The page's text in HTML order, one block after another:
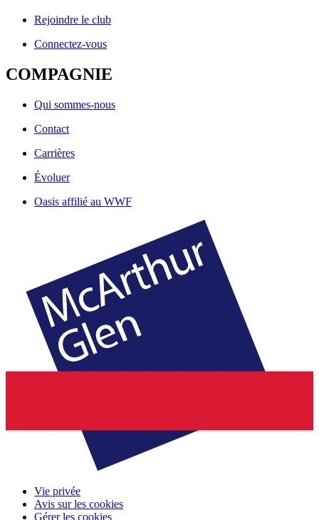
Rejoindre le club
Connectez-vous
COMPAGNIE
Qui sommes-nous
Contact
Carrières
Évoluer
Oasis affilié au WWF
Vie privée
Avis sur les cookies
Gérer les cookies